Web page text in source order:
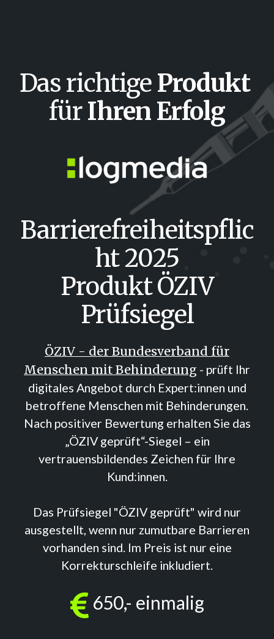
Das richtige Produkt
fürIhren Erfolg
Barrierefreiheitspflic
ht 2025
Produkt ÖZIV
Prüfsiegel
ÖZIV - der Bundesverband für
Menschen mit Behinderung - prüft Ihr
digitales Angebot durch Expert:innen und
betroffene Menschen mit Behinderungen.
Nach positiver Bewertung erhalten Sie das
„ÖZIV geprüft“-Siegel – ein
vertrauensbildendes Zeichen für Ihre
Kund:innen.
Das Prüfsiegel "ÖZIV geprüft" wird nur
ausgestellt, wenn nur zumutbare Barrieren
vorhanden sind. Im Preis ist nur eine
Korrekturschleife inkludiert.
650,- einmalig